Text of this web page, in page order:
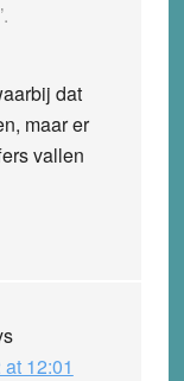
dat
maar er
vallen
12:01